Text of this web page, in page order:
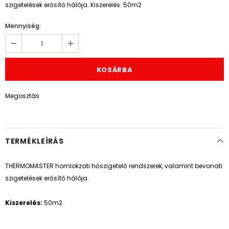
szigetelések erősítő hálója. Kiszerelés: 50m2
Mennyiség:
Megosztás
TERMÉKLEÍRÁS
THERMOMASTER homlokzati hőszigetelő rendszerek, valamint bevonati
szigetelések erősítő hálója.
Kiszerelés: 50m2